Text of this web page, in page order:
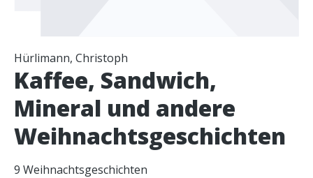
Hürlimann, Christoph
Kaffee, Sandwich,
Mineral und andere
Weihnachtsgeschichten
9 Weihnachtsgeschichten